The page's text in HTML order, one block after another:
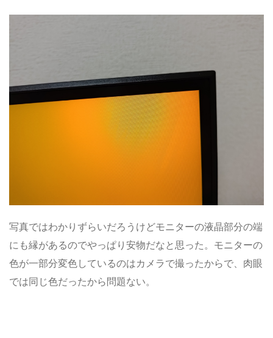
写真ではわかりずらいだろうけどモニターの液晶部分の端
にも縁があるのでやっぱり安物だなと思った。モニターの
色が一部分変色しているのはカメラで撮ったからで、肉眼
では同じ色だったから問題ない。